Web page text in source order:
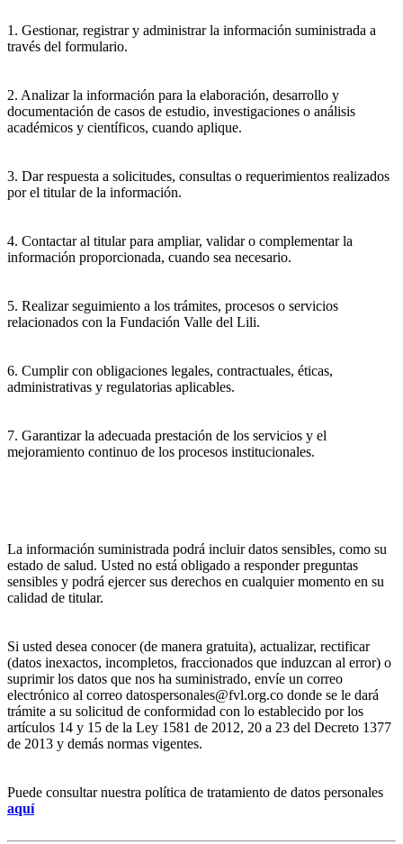
1. Gestionar, registrar y administrar la información suministrada a
través del formulario.
2. Analizar la información para la elaboración, desarrollo y
documentación de casos de estudio, investigaciones o análisis
académicos y científicos, cuando aplique.
3. Dar respuesta a solicitudes, consultas o requerimientos realizados
por el titular de la información.
4. Contactar al titular para ampliar, validar o complementar la
información proporcionada, cuando sea necesario.
5. Realizar seguimiento a los trámites, procesos o servicios
relacionados con la Fundación Valle del Lili.
6. Cumplir con obligaciones legales, contractuales, éticas,
administrativas y regulatorias aplicables.
7. Garantizar la adecuada prestación de los servicios y el
mejoramiento continuo de los procesos institucionales.
La información suministrada podrá incluir datos sensibles, como su
estado de salud. Usted no está obligado a responder preguntas
sensibles y podrá ejercer sus derechos en cualquier momento en su
calidad de titular.
Si usted desea conocer (de manera gratuita), actualizar, rectificar
(datos inexactos, incompletos, fraccionados que induzcan al error) o
suprimir los datos que nos ha suministrado, envíe un correo
electrónico al correo datospersonales@fvl.org.co donde se le dará
trámite a su solicitud de conformidad con lo establecido por los
artículos 14 y 15 de la Ley 1581 de 2012, 20 a 23 del Decreto 1377
de 2013 y demás normas vigentes.
Puede consultar nuestra política de tratamiento de datos personales
aquí